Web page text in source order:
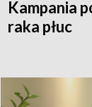
Kampania
raka płuc